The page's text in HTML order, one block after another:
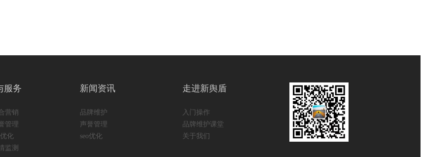
服务
营销
管理
化
监测
新闻资讯
品牌维护
声誉管理
seo优化
走进新舆盾
入门操作
品牌维护课堂
关于我们